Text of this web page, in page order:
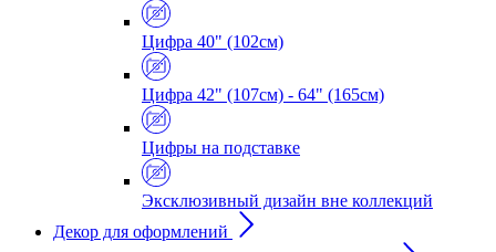
Цифра 40" (102см)
Цифра 42" (107см) - 64" (165см)
Цифры на подставке
Эксклюзивный дизайн вне коллекций
Декор для оформлений